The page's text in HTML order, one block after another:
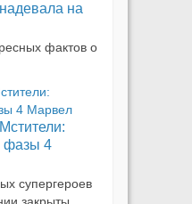
на
фактов о
фазы 4
супергероев